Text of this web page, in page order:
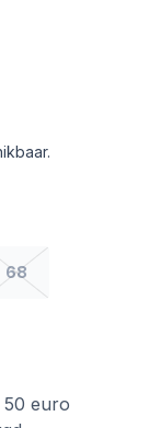
68
50 euro